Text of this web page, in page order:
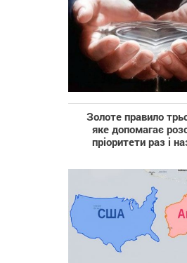
Золоте правило
яке допомагає
пріоритети раз і